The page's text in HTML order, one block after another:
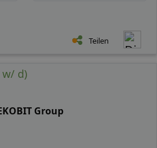
Teilen
w/ d)
Group